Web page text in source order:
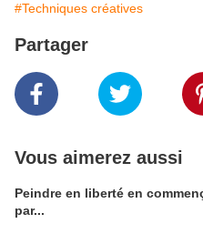
#Techniques créatives
Partager
Vous aimerez aussi
Peindre en liberté en
par...